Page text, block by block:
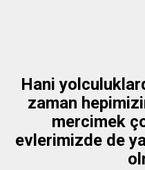
Hani
zaman
mercimek
evlerimizde de